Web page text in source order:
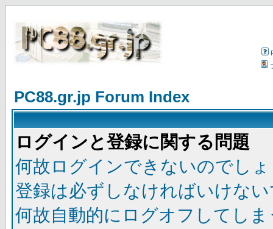
PC88.gr.jp Forum Index
ログインと登録に関する問題
何故ログインできないのでし
登録は必ずしなければいけな
何故自動的にログオフしてし